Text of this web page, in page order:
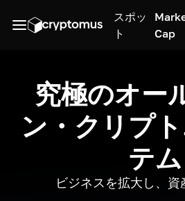
スポッ
ト
Cap
究極のオー
ン・クリプ
テム
ビジネスを拡大し、資